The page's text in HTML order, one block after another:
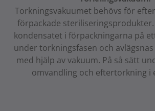
Torkningsvakuumet behövs för
förpackade
kondensatet i förpackningarna på
under torkningsfasen och
med hjälp av vakuum. På så sätt
omvandling och eftertorkning i